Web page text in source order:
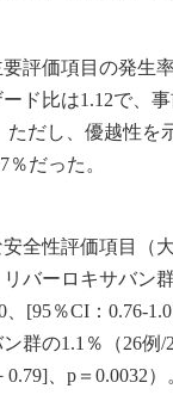
評価項目の発生
ド比は1.12で、
ただし、優越性
％だった。
全性評価項目（
バーロキサバン
、[95％CI：0.76-
群の1.1％（26例
0.79]、p＝0.0032